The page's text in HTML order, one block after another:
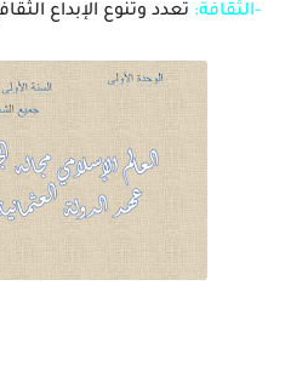
-الثقافة: تعدد وتنوع الإبداع